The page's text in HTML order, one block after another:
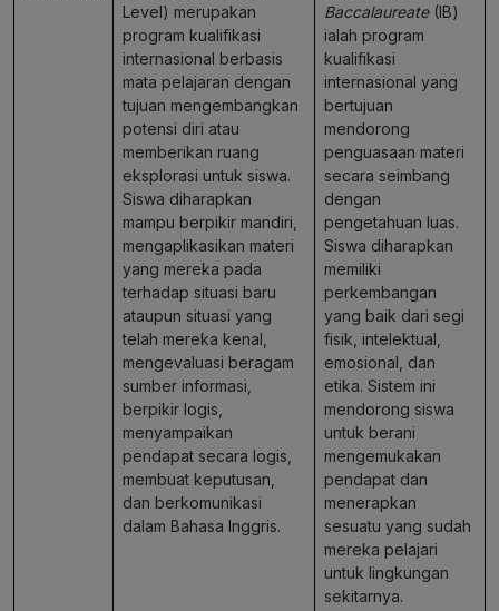
Level) merupakan
program kualifikasi
internasional berbasis
mata pelajaran dengan
tujuan mengembangkan
potensi diri atau
memberikan ruang
eksplorasi untuk siswa.
Siswa diharapkan
mampu berpikir mandiri,
mengaplikasikan materi
yang mereka pada
terhadap situasi baru
ataupun situasi yang
telah mereka kenal,
mengevaluasi beragam
sumber informasi,
berpikir logis,
menyampaikan
pendapat secara logis,
membuat keputusan,
dan berkomunikasi
dalam Bahasa Inggris.
Baccalaureate(IB)
ialah program
kualifikasi
internasional yang
bertujuan
mendorong
penguasaan materi
secara seimbang
dengan
pengetahuan luas.
Siswa diharapkan
memiliki
perkembangan
yang baik dari segi
fisik, intelektual,
emosional, dan
etika. Sistem ini
mendorong siswa
untuk berani
mengemukakan
pendapat dan
menerapkan
sesuatu yang sudah
mereka pelajari
untuk lingkungan
sekitarnya.